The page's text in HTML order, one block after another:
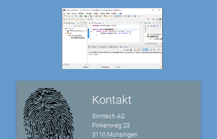
Kontakt
Simtech AG
Finkenweg 23
3110 Münsingen